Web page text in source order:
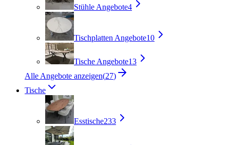
Stühle Angebote4
Tischplatten Angebote10
Tische Angebote13
Alle Angebote anzeigen(27)
Tische
Esstische233